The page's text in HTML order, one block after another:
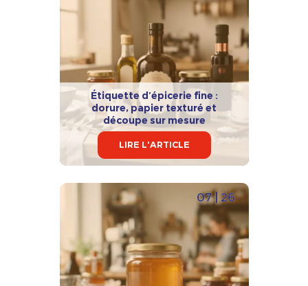
Étiquette d’épicerie fine :
dorure, papier texturé et
découpe sur mesure
LIRE L'ARTICLE
07 | 26